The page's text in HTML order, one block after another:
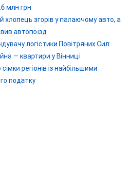
млн грн
хлопець згорів у палаючому авто, а
автопоїзд
логістики Повітряних Сил:
— квартири у Вінниці
регіонів із найбільшими
податку